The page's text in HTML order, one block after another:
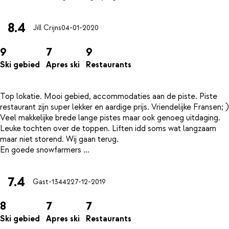
8.4 Jill Crijns04-01-2020
9
Ski gebied
7
Apres ski
9
Restaurants
Top lokatie. Mooi gebied, accommodaties aan de piste. Piste
restaurant zijn super lekker en aardige prijs. Vriendelijke Fransen; )
Veel makkelijke brede lange pistes maar ook genoeg uitdaging.
Leuke tochten over de toppen. Liften idd soms wat langzaam
maar niet storend. Wij gaan terug.
7.4 Gast-1344227-12-2019
8
Ski gebied
7
Apres ski
7
Restaurants